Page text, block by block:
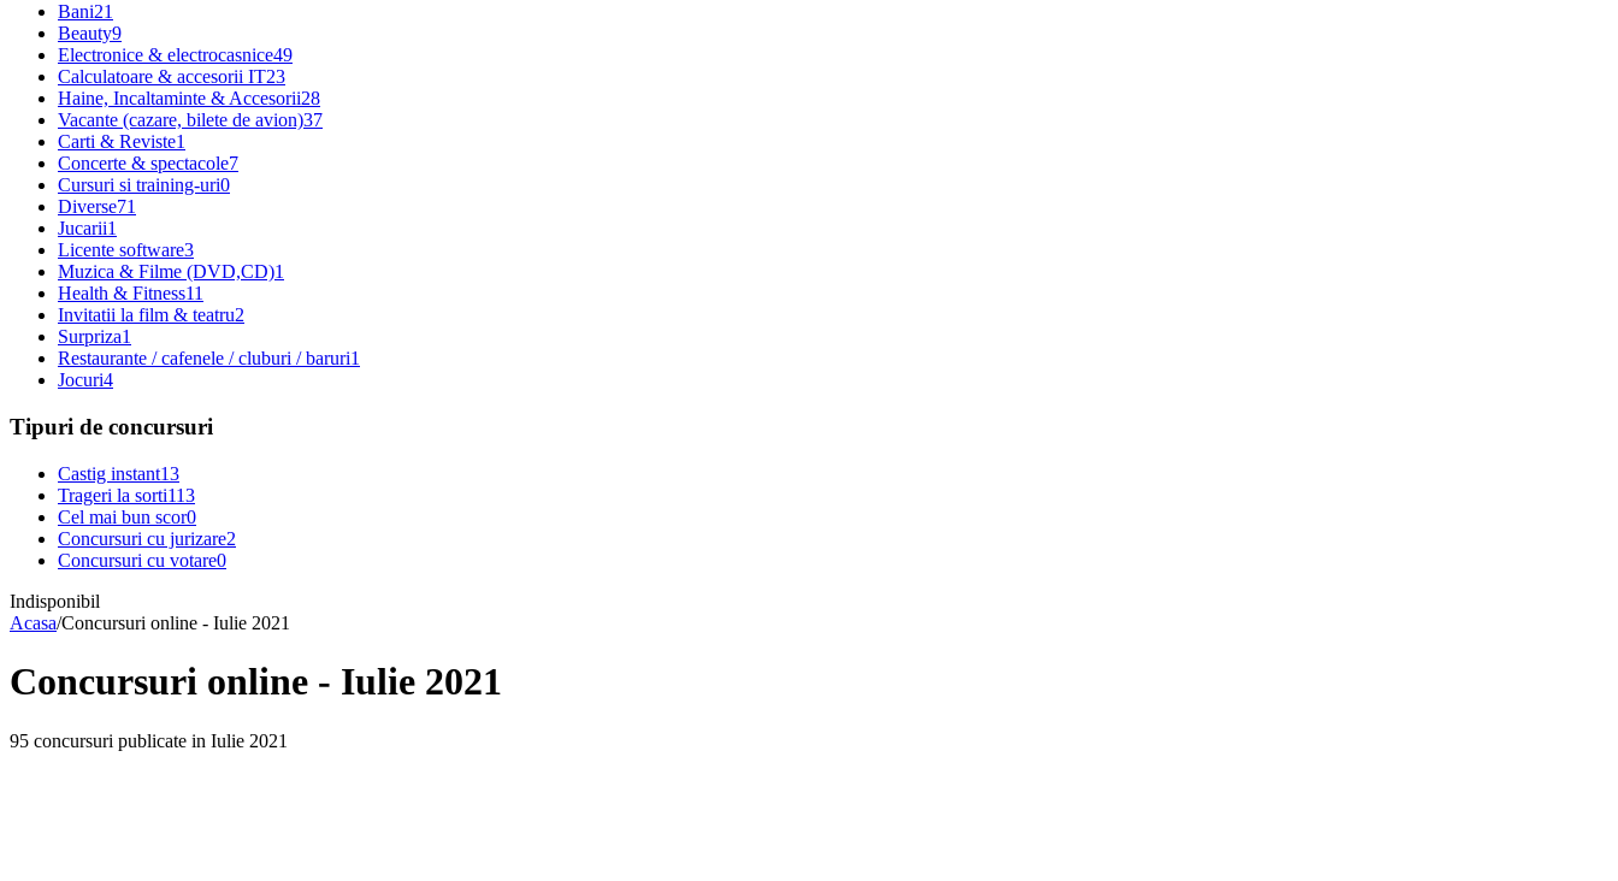
Bani21
Beauty9
Electronice & electrocasnice49
Calculatoare & accesorii IT23
Haine, Incaltaminte & Accesorii28
Vacante (cazare, bilete de avion)37
Carti & Reviste1
Concerte & spectacole7
Cursuri si training-uri0
Diverse71
Jucarii1
Licente software3
Muzica & Filme (DVD,CD)1
Health & Fitness11
Invitatii la film & teatru2
Surpriza1
Restaurante / cafenele / cluburi / baruri1
Jocuri4
Tipuri de concursuri
Castig instant13
Trageri la sorti113
Cel mai bun scor0
Concursuri cu jurizare2
Concursuri cu votare0
Indisponibil
Acasa/Concursuri online - Iulie 2021
Concursuri online - Iulie 2021
95 concursuri publicate in Iulie 2021